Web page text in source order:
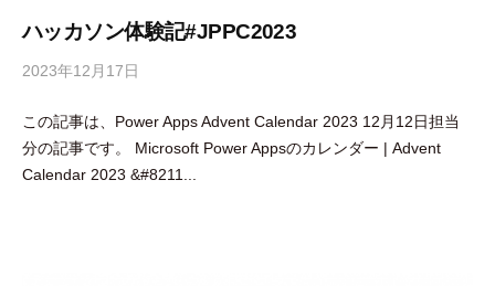
ハッカソン体験記#JPPC2023
2023年12月17日
吉
田
豪
この記事は、Power Apps Advent Calendar 2023 12月12日担当
分の記事です。 Microsoft Power Appsのカレンダー | Advent
Calendar 2023 &#8211...